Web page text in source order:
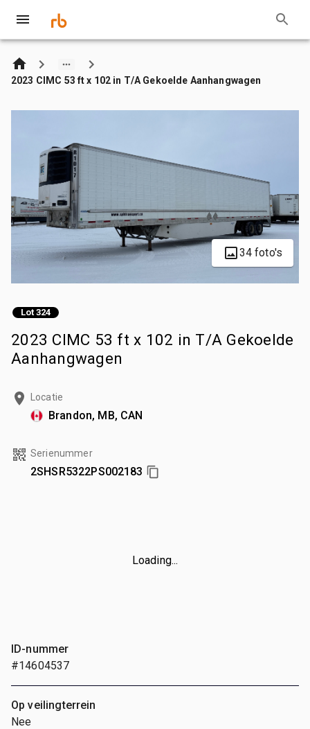
2023 CIMC 53 ft x 102 in T/A Gekoelde Aanhangwagen
34 foto's
Lot 324
2023 CIMC 53 ft x 102 in T/A Gekoelde
Aanhangwagen
Locatie
Brandon, MB, CAN
Serienummer
2SHSR5322PS002183
Loading...
ID-nummer
#14604537
Op veilingterrein
Nee